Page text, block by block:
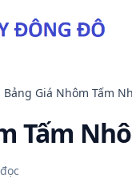
Bảng Giá Nhôm Tấm
Tấm